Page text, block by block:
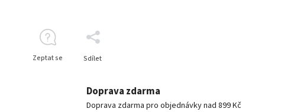
Zeptat se Sdílet
Doprava zdarma
Doprava zdarma pro objednávky nad 899 Kč